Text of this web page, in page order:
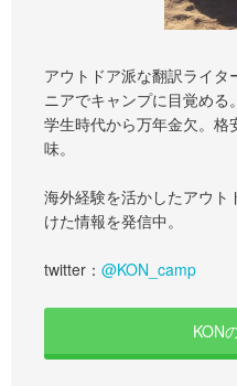
アウトドア派な翻訳ライ
ニアでキャンプに目覚める。
学生時代から万年金欠。格
味。
海外経験を活かしたアウト
けた情報を発信中。
twitter： @KON_camp
KON